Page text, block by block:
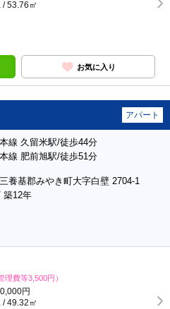
/ 53.76㎡
お気に入り
アパート
線 久留米駅/徒歩44分
線 肥前旭駅/徒歩51分
養基郡みやき町大字白壁 2704-1
築12年
理費等3,500円）
円
/ 49.32㎡